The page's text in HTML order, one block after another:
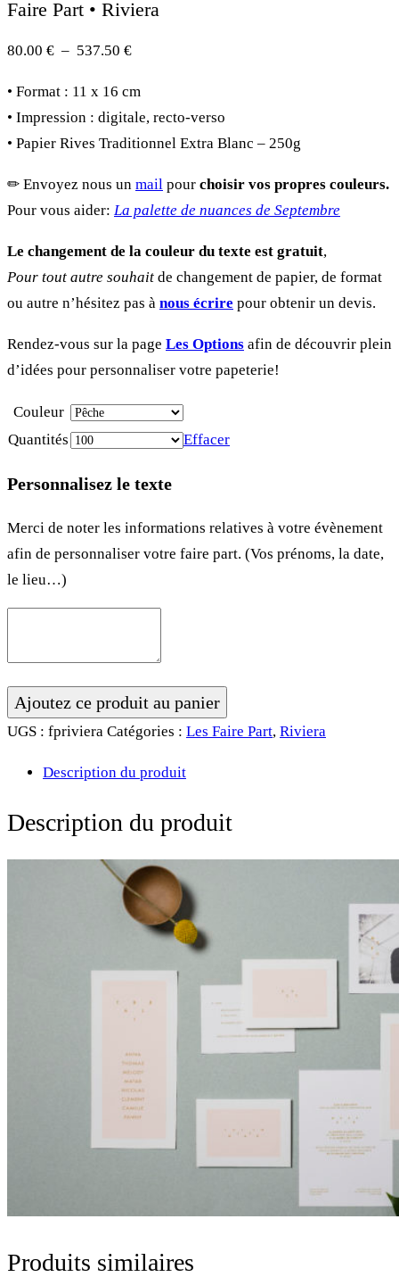
Faire Part • Riviera
80.00 € – 537.50 €Plage
prix :
80.00 €
à
537.50 €
• Format : 11 x 16 cm
• Impression : digitale, recto-verso
• Papier Rives Traditionnel Extra Blanc – 250g
✏︎ Envoyez nous un mail pour choisir vos propres couleurs.
Pour vous aider: La palette de nuances de Septembre
Le changement de la couleur du texte est gratuit,
Pour tout autre souhait de changement de papier, de format
ou autre n’hésitez pas à nous écrire pour obtenir un devis.
Rendez-vous sur la page Les Options afin de découvrir plein
d’idées pour personnaliser votre papeterie!
Couleur
Quantités
Effacer
Personnalisez le texte
Merci de noter les informations relatives à votre évènement
afin de personnaliser votre faire part. (Vos prénoms, la date,
le lieu…)
quantité
de
Part
Riviera
Ajoutez ce produit au panier
UGS : fpriviera Catégories : Les Faire Part, Riviera
Description du produit
Description du produit
Produits similaires